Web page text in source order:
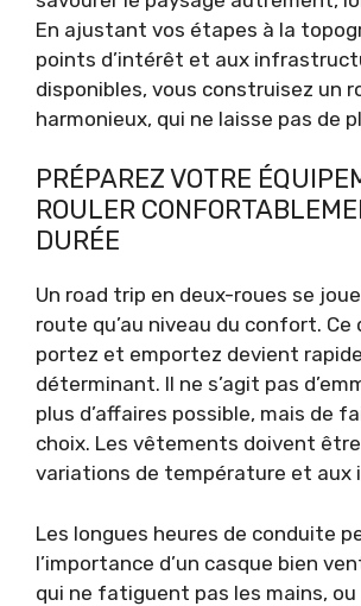
En ajustant vos étapes à la
points d’intérêt et aux
disponibles, vous construisez un
harmonieux, qui ne laisse pas de
PRÉPAREZ VOTRE
ROULER
DURÉE
Un road trip en deux-roues se
route qu’au niveau du confort. Ce
portez et emportez devient
déterminant. Il ne s’agit pas
plus d’affaires possible, mais de
choix. Les vêtements doivent
variations de température et aux
Les longues heures de conduite
l’importance d’un casque bien
qui ne fatiguent pas les mains, ou